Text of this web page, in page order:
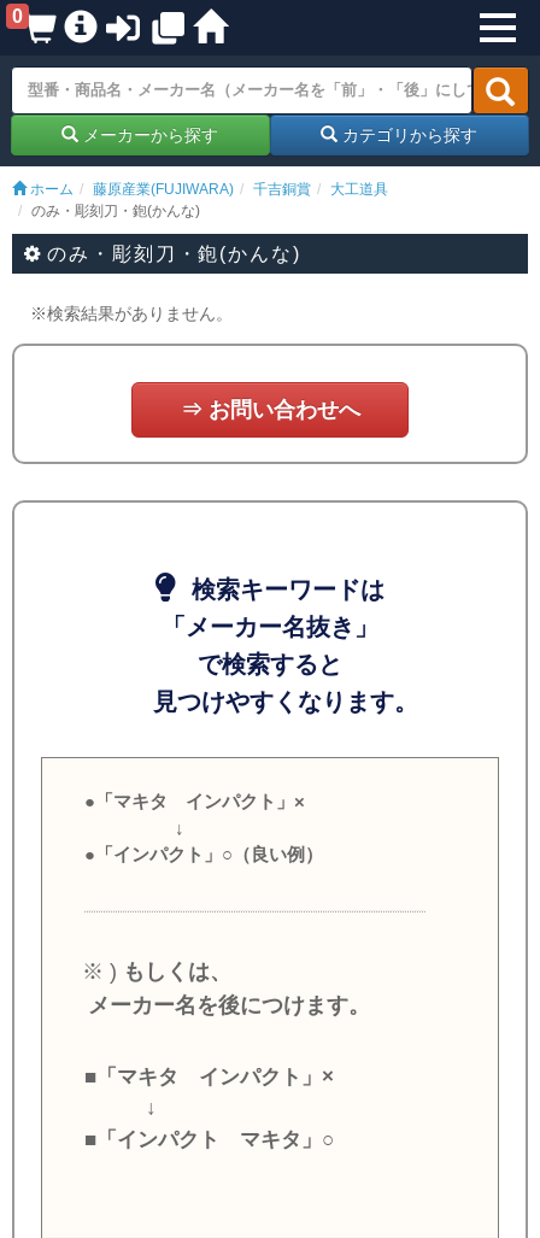
0
メーカーから探す カテゴリから探す
ホーム 藤原産業(FUJIWARA) 千吉銅賞
大工道具
のみ・彫刻刀・鉋(かんな)
のみ・彫刻刀・鉋(かんな)
※検索結果がありません。
⇒ お問い合わせへ
検索キーワードは
「メーカー名抜き」
で検索すると
見つけやすくなります。
●「マキタ インパクト」×
↓
●「インパクト」○（良い例）
※ ) もしくは、
メーカー名を後につけます。
■「マキタ インパクト」×
↓
■「インパクト マキタ」○